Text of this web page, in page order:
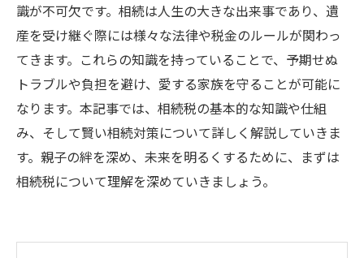
識が不可欠です。相続は人生の大きな出来事であり、遺
産を受け継ぐ際には様々な法律や税金のルールが関わっ
てきます。これらの知識を持っていることで、予期せぬ
トラブルや負担を避け、愛する家族を守ることが可能に
なります。本記事では、相続税の基本的な知識や仕組
み、そして賢い相続対策について詳しく解説していきま
す。親子の絆を深め、未来を明るくするために、まずは
相続税について理解を深めていきましょう。